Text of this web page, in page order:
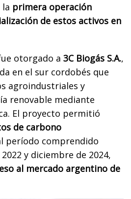
primera operación
de estos activos en
otorgado a 3C Biogás S.A.,
en el sur cordobés que
agroindustriales y
renovable mediante
El proyecto permitió
de carbono
período comprendido
y diciembre de 2024,
al mercado argentino de